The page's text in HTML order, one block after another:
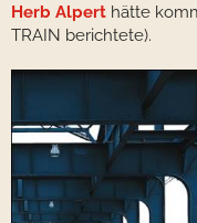
Herb Alpert hätte
TRAIN berichtete).